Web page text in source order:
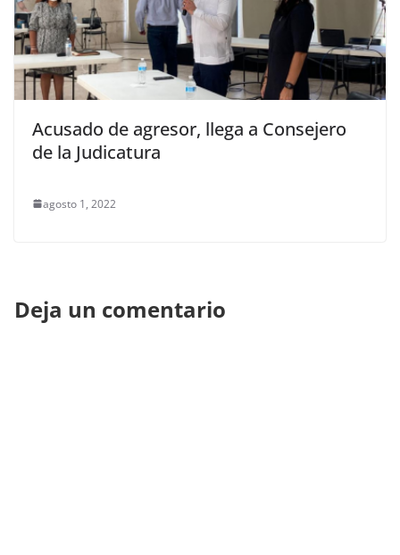
Acusado de agresor, llega a Consejero
de la Judicatura
agosto 1, 2022
Deja un comentario